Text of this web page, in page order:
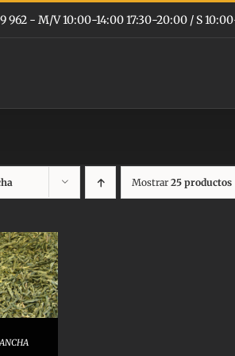
962 - M/V 10:00-14:00 17:30-20:00 / S
Mostrar25 productos